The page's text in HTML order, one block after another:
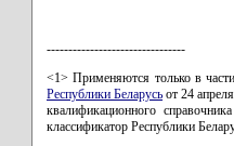
--------------------------------
<1> Применяются только в
Республики Беларусь от 24
квалификационного
классификатор Республики